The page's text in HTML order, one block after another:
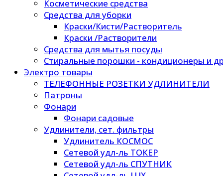
Косметические средства
Средства для уборки
Краски/Кисти/Растворитель
Краски /Растворители
Средства для мытья посуды
Стиральные порошки - кондиционеры и
Электро товары
ТЕЛЕФОННЫЕ РОЗЕТКИ УДЛИНИТЕЛИ
Патроны
Фонари
Фонари садовые
Удлинители, сет. фильтры
Удлинитель КОСМОС
Сетевой удл-ль ТОКЕР
Сетевой удл-ль СПУТНИК